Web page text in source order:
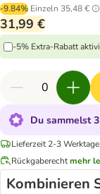
-9.84% Einzeln 35,48 €
31,99 €
-5% Extra-Rabatt
Du sammelst
Lieferzeit 2-3 Werktage.
Rückgaberechtmehr
Kombinieren